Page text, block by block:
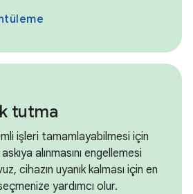
tutma
işleri tamamlayabilmesi için
alınmasını engellemesi
cihazın uyanık kalması için en
yardımcı olur.